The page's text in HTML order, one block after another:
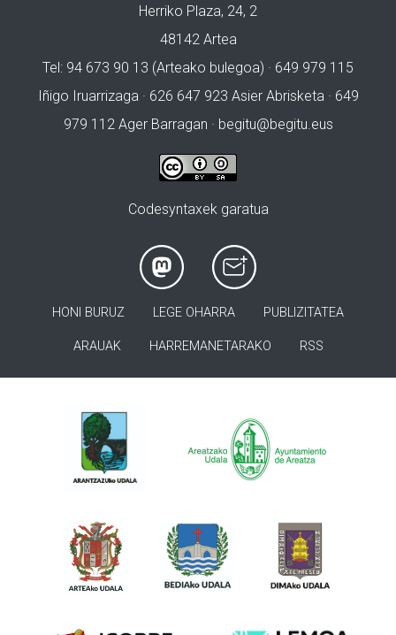
Herriko Plaza, 24, 2
48142 Artea
Tel: 94 673 90 13 (Arteako bulegoa) · 649 979 115
Iñigo Iruarrizaga · 626 647 923 Asier Abrisketa · 649
979 112 Ager Barragan · begitu@begitu.eus
Codesyntaxek garatua
HONI BURUZ LEGE OHARRA PUBLIZITATEA
ARAUAK HARREMANETARAKO RSS